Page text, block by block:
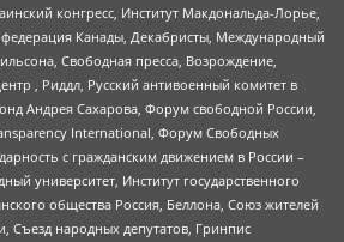
конгресс, Институт Макдональда-Лорье,
Канады, Декабристы, Международный
Свободная пресса, Возрождение,
, Риддл, Русский антивоенный комитет в
Андрея Сахарова, Форум свободной России,
International, Форум Свободных
с гражданским движением в России –
университет, Институт государственного
общества Россия, Беллона, Союз жителей
Съезд народных депутатов, Гринпис